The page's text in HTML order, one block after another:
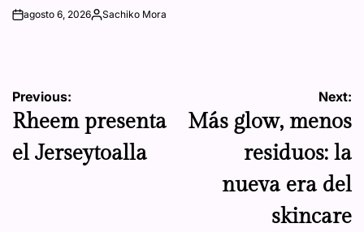
onagosto 6, 2026Posted
Sachiko Mora
Navegación
de
entradas
Previous:
Rheem presenta
el Jerseytoalla
Next:
Más glow, menos
residuos: la
nueva era del
skincare